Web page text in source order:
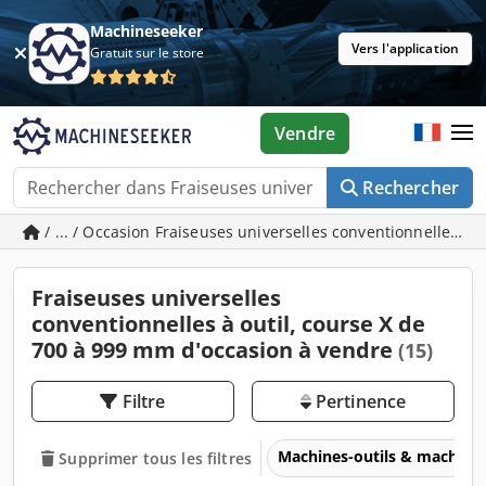
Machineseeker
Gratuit sur le store Vers l'application
Rechercher
Vendre
/ ... / Occasion Fraiseuses universelles conventionnelles à
Fraiseuses universelles
conventionnelles à outil, course X de
700 à 999 mm d'occasion à vendre (15)
Filtre Pertinence
Supprimer tous les filtres Machines-outils &